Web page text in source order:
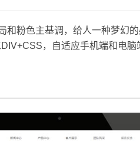
和粉色主基调，给人一种梦幻
，自适应手机端和电脑